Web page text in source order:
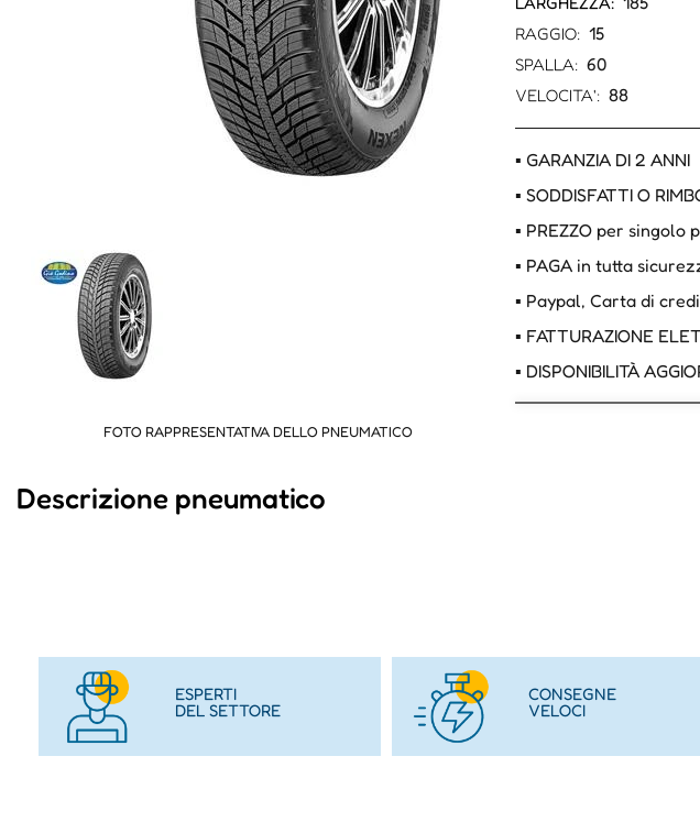
FOTO RAPPRESENTATIVA DELLO PNEUMATICO
RAGGIO: 15
SPALLA: 60
VELOCITA': 88
▪ GARANZIA DI 2 ANNI
▪ SODDISFATTI O
▪ PREZZO per singolo
▪ PAGA in tutta
▪ Paypal, Carta di
▪ FATTURAZIONE
▪ DISPONIBILITÀ
Descrizione pneumatico
ESPERTI
DEL SETTORE
CONSEGNE
VELOCI